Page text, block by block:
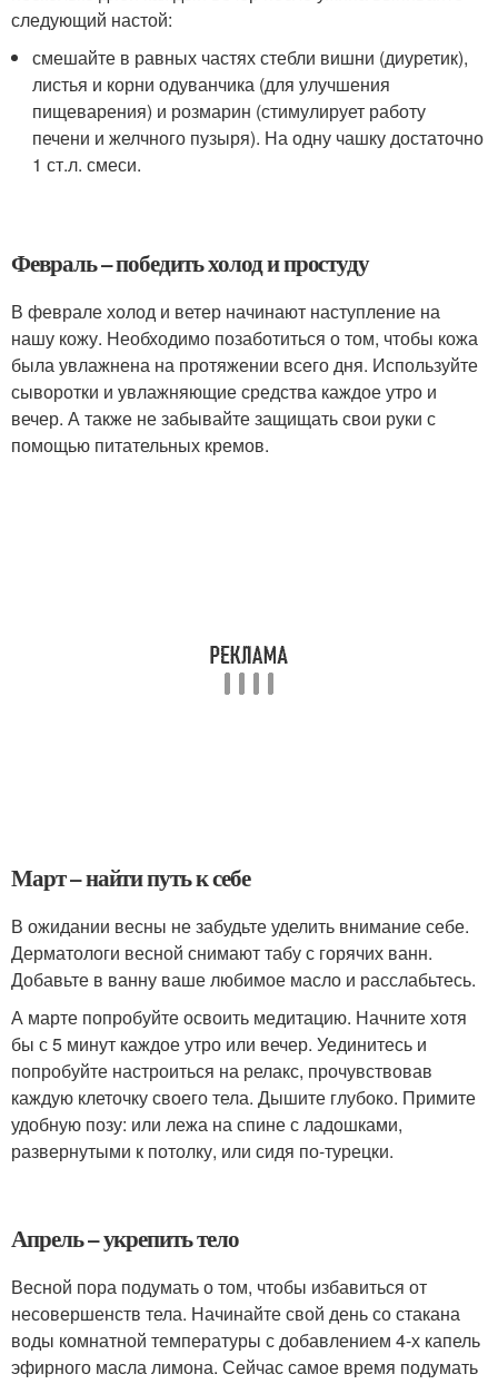
следующий настой:
смешайте в равных частях стебли вишни (диуретик),
листья и корни одуванчика (для улучшения
пищеварения) и розмарин (стимулирует работу
печени и желчного пузыря). На одну чашку достаточно
1 ст.л. смеси.
Февраль – победить холод и простуду
В феврале холод и ветер начинают наступление на
нашу кожу. Необходимо позаботиться о том, чтобы кожа
была увлажнена на протяжении всего дня. Используйте
сыворотки и увлажняющие средства каждое утро и
вечер. А также не забывайте защищать свои руки с
помощью питательных кремов.
Март – найти путь к себе
В ожидании весны не забудьте уделить внимание себе.
Дерматологи весной снимают табу с горячих ванн.
Добавьте в ванну ваше любимое масло и расслабьтесь.
А марте попробуйте освоить медитацию. Начните хотя
бы с 5 минут каждое утро или вечер. Уединитесь и
попробуйте настроиться на релакс, прочувствовав
каждую клеточку своего тела. Дышите глубоко. Примите
удобную позу: или лежа на спине с ладошками,
развернутыми к потолку, или сидя по-турецки.
Апрель – укрепить тело
Весной пора подумать о том, чтобы избавиться от
несовершенств тела. Начинайте свой день со стакана
воды комнатной температуры с добавлением 4-х капель
эфирного масла лимона. Сейчас самое время подумать